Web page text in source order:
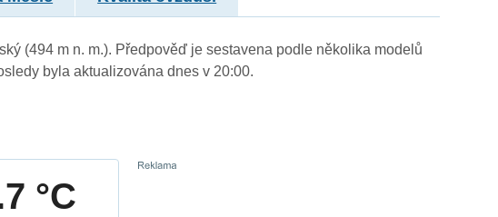
(494 m n. m.). Předpověď je sestavena podle několika modelů
byla aktualizována dnes v 20:00.
°C